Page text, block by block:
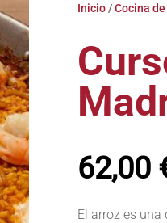
Inicio/Cocina
62,00
El arroz es